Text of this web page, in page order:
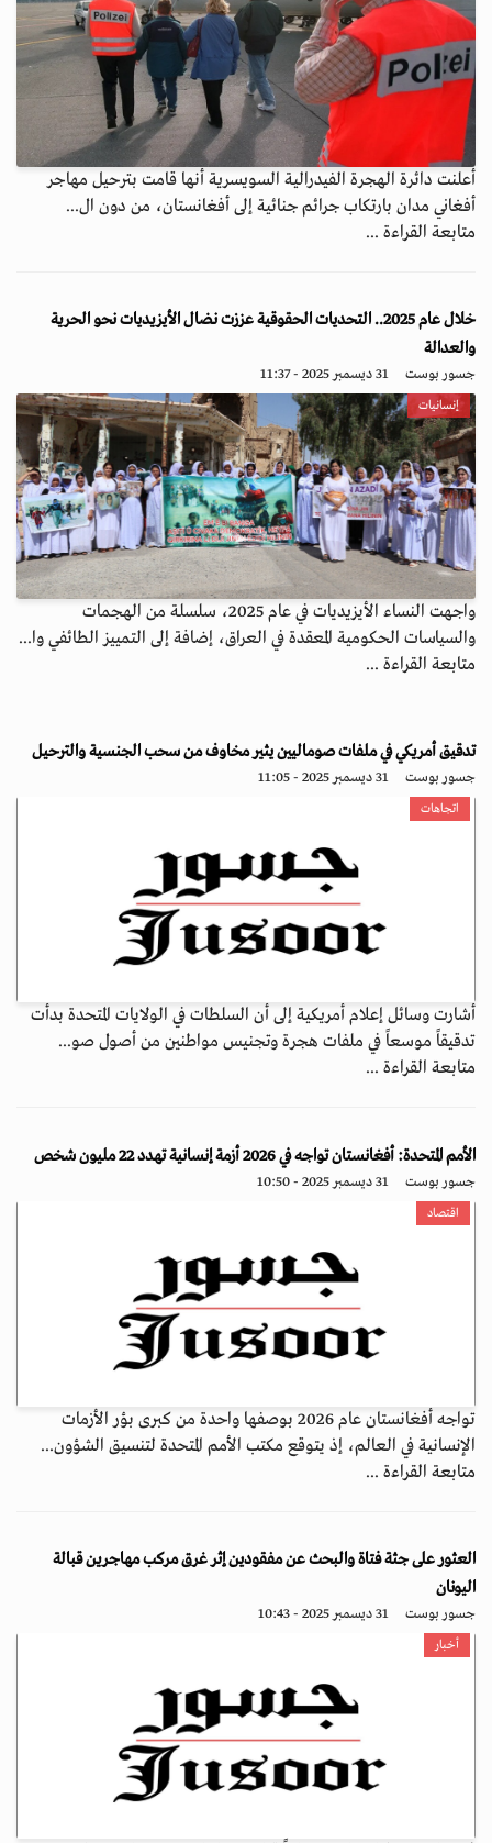
أعلنت دائرة الهجرة الفيدرالية السويسرية أنها قامت بترحيل مهاجر
أفغاني مدان بارتكاب جرائم جنائية إلى أفغانستان، من دون ال...
متابعة القراءة ...
خلال عام 2025.. التحديات الحقوقية عززت نضال الأيزيديات نحو الحرية
والعدالة
جسور بوست 31 ديسمبر 2025 - 11:37
إنسانيات
واجهت النساء الأيزيديات في عام 2025، سلسلة من الهجمات
والسياسات الحكومية المعقدة في العراق، إضافة إلى التمييز الطائفي وا...
متابعة القراءة ...
تدقيق أمريكي في ملفات صوماليين يثير مخاوف من سحب الجنسية والترحيل
جسور بوست 31 ديسمبر 2025 - 11:05
اتجاهات
أشارت وسائل إعلام أمريكية إلى أن السلطات في الولايات المتحدة بدأت
تدقيقاً موسعاً في ملفات هجرة وتجنيس مواطنين من أصول صو...
متابعة القراءة ...
الأمم المتحدة: أفغانستان تواجه في 2026 أزمة إنسانية تهدد 22 مليون شخص
جسور بوست 31 ديسمبر 2025 - 10:50
اقتصاد
تواجه أفغانستان عام 2026 بوصفها واحدة من كبرى بؤر الأزمات
الإنسانية في العالم، إذ يتوقع مكتب الأمم المتحدة لتنسيق الشؤون...
متابعة القراءة ...
العثور على جثة فتاة والبحث عن مفقودين إثر غرق مركب مهاجرين قبالة
اليونان
جسور بوست 31 ديسمبر 2025 - 10:43
أخبار